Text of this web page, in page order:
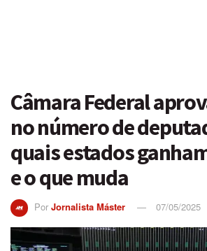
Câmara Federal
no número de
quais estados
e o que muda
Por Jornalista Máster 07/05/2025